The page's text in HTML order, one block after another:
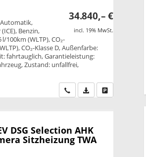
34.840,– €
incl. 19% MwSt.
Automatik,
Benzin,
(WLTP), CO₂-
CO₂-Klasse D, Außenfarbe:
fahrtauglich, Garantieleistung:
Zustand: unfallfrei,
Wir rufen Sie an
PDF-Datei,
DSG Selection AHK
Sitzheizung TWA